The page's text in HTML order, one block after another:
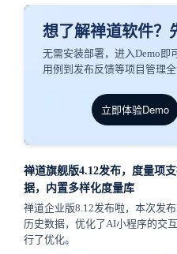
想了解禅道软件？
无需安装部署，进入Demo即
用例到发布反馈等项目管理
立即体验Demo
禅道旗舰版4.12发布，度量项
据，内置多样化度量库
禅道企业版8.12发布啦，本次发
历史数据，优化了AI小程序的交
行了优化。